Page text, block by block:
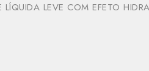
LÍQUIDA LEVE COM EFETO